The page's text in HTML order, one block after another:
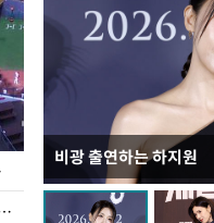
로
Z 폴드8 울트라·폴드8·플립8 출시
비광 출연하는 하지원
이재명 대통령, "수사
선 다해 강구해야"